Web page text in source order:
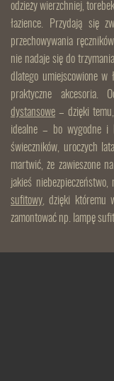
odzieży wierzchniej,
łazience. Przydają się
przechowywania
nie nadaje się do
dlatego umiejscowione w
praktyczne akcesoria.
dystansowe – dzięki
idealne – bo wygodne i
świeczników, uroczych
martwić, że zawieszone
jakieś
sufitowy, dzięki któremu
zamontować np. lampę